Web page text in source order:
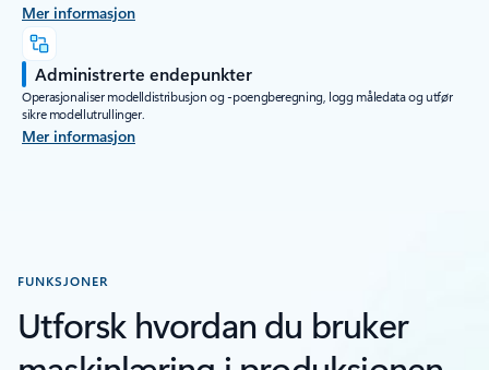
Mer informasjon
Administrerte endepunkter
Operasjonaliser modelldistribusjon og -poengberegning, logg måledata og utfør
sikre modellutrullinger.
Mer informasjon
FUNKSJONER
Utforsk hvordan du bruker